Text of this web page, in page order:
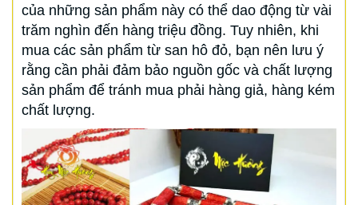
của những sản phẩm này có thể dao động từ vài
trăm nghìn đến hàng triệu đồng. Tuy nhiên, khi
mua các sản phẩm từ san hô đỏ, bạn nên lưu ý
rằng cần phải đảm bảo nguồn gốc và chất lượng
sản phẩm để tránh mua phải hàng giả, hàng kém
chất lượng.